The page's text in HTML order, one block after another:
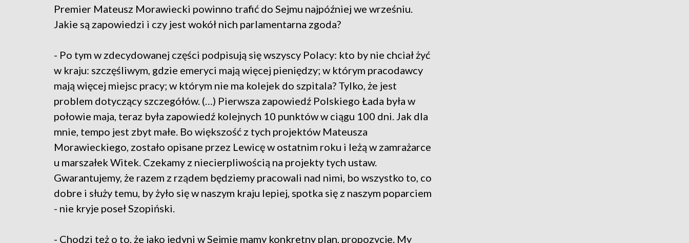
Premier Mateusz Morawiecki powinno trafić do Sejmu najpóźniej we wrześniu.
Jakie są zapowiedzi i czy jest wokół nich parlamentarna zgoda?
- Po tym w zdecydowanej części podpisują się wszyscy Polacy: kto by nie chciał żyć
w kraju: szczęśliwym, gdzie emeryci mają więcej pieniędzy; w którym pracodawcy
mają więcej miejsc pracy; w którym nie ma kolejek do szpitala? Tylko, że jest
problem dotyczący szczegółów. (…) Pierwsza zapowiedź Polskiego Łada była w
połowie maja, teraz była zapowiedź kolejnych 10 punktów w ciągu 100 dni. Jak dla
mnie, tempo jest zbyt małe. Bo większość z tych projektów Mateusza
Morawieckiego, zostało opisane przez Lewicę w ostatnim roku i leżą w zamrażarce
u marszałek Witek. Czekamy z niecierpliwością na projekty tych ustaw.
Gwarantujemy, że razem z rządem będziemy pracowali nad nimi, bo wszystko to, co
dobre i służy temu, by żyło się w naszym kraju lepiej, spotka się z naszym poparciem
- nie kryje poseł Szopiński.
- Chodzi też o to, że jako jedyni w Sejmie mamy konkretny plan, propozycje. My